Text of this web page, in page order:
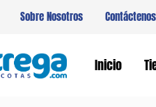
Sobre Nosotros Contáctenos
Inicio